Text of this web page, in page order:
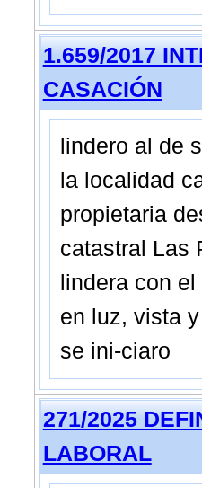
1.659/2017
CASACIÓN
lindero al de
la localidad
propietaria
catastral Las
lindera con
en luz, vista
se ini-ciaro
271/2025
LABORAL